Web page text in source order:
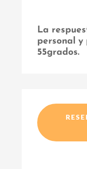
La
personal y
55grados.